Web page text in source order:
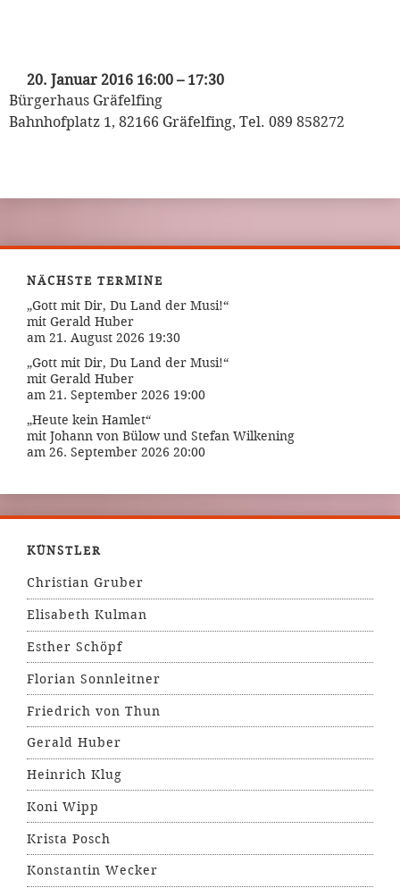
20. Januar 2016 16:00 – 17:30
Bürgerhaus Gräfelfing
Bahnhofplatz 1, 82166 Gräfelfing, Tel. 089 858272
NÄCHSTE TERMINE
„Gott mit Dir, Du Land der Musi!“
mit Gerald Huber
am 21. August 2026 19:30
„Gott mit Dir, Du Land der Musi!“
mit Gerald Huber
am 21. September 2026 19:00
„Heute kein Hamlet“
mit Johann von Bülow und Stefan Wilkening
am 26. September 2026 20:00
KÜNSTLER
Christian Gruber
Elisabeth Kulman
Esther Schöpf
Florian Sonnleitner
Friedrich von Thun
Gerald Huber
Heinrich Klug
Koni Wipp
Krista Posch
Konstantin Wecker